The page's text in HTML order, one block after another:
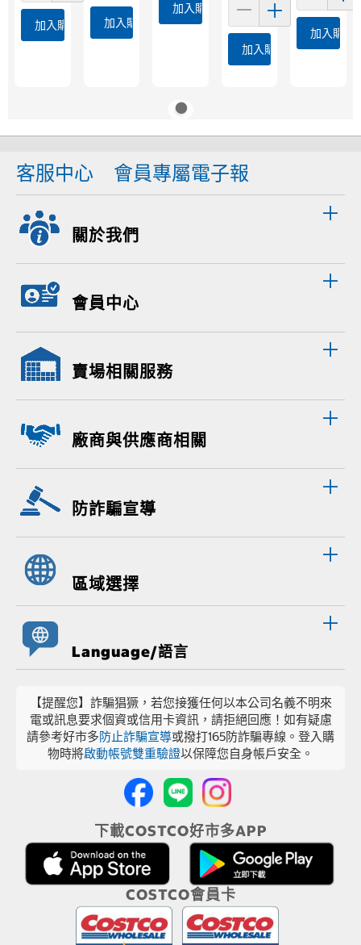
加入購物車 加入購物車
加入購物車
加入購物車
加入購物
客服中心 會員專屬電子報
關於我們
會員中心
賣場相關服務
廠商與供應商相關
防詐騙宣導
區域選擇
Language/語言
【提醒您】詐騙猖獗，若您接獲任何以本公司名義不明來
電或訊息要求個資或信用卡資訊，請拒絕回應！如有疑慮
請參考好市多防止詐騙宣導或撥打165防詐騙專線。登入購
物時將啟動帳號雙重驗證以保障您自身帳戶安全。
下載COSTCO好市多APP
COSTCO會員卡